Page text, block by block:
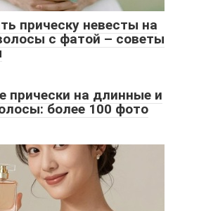
прическу невесты на
с фатой – советы
прически на длинные и
более 100 фото